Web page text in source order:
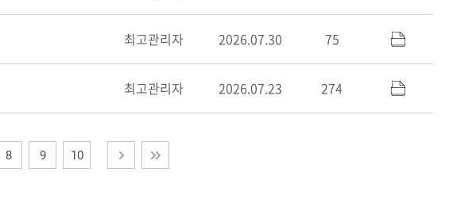
최고관리자 2026.07.30 75
최고관리자 2026.07.23 274
8 9 10